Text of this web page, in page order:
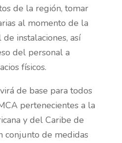
de la región, tomar
al momento de la
instalaciones, así
del personal a
físicos.
de base para todos
pertenecientes a la
y del Caribe de
conjunto de medidas